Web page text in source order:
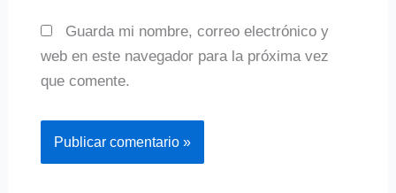
Guarda mi nombre, correo electrónico y
web en este navegador para la próxima vez
que comente.